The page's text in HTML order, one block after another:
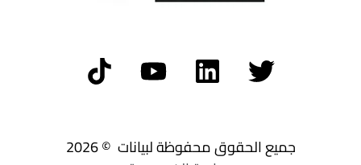
جميع الحقوق محفوظة لبيانات © 2026